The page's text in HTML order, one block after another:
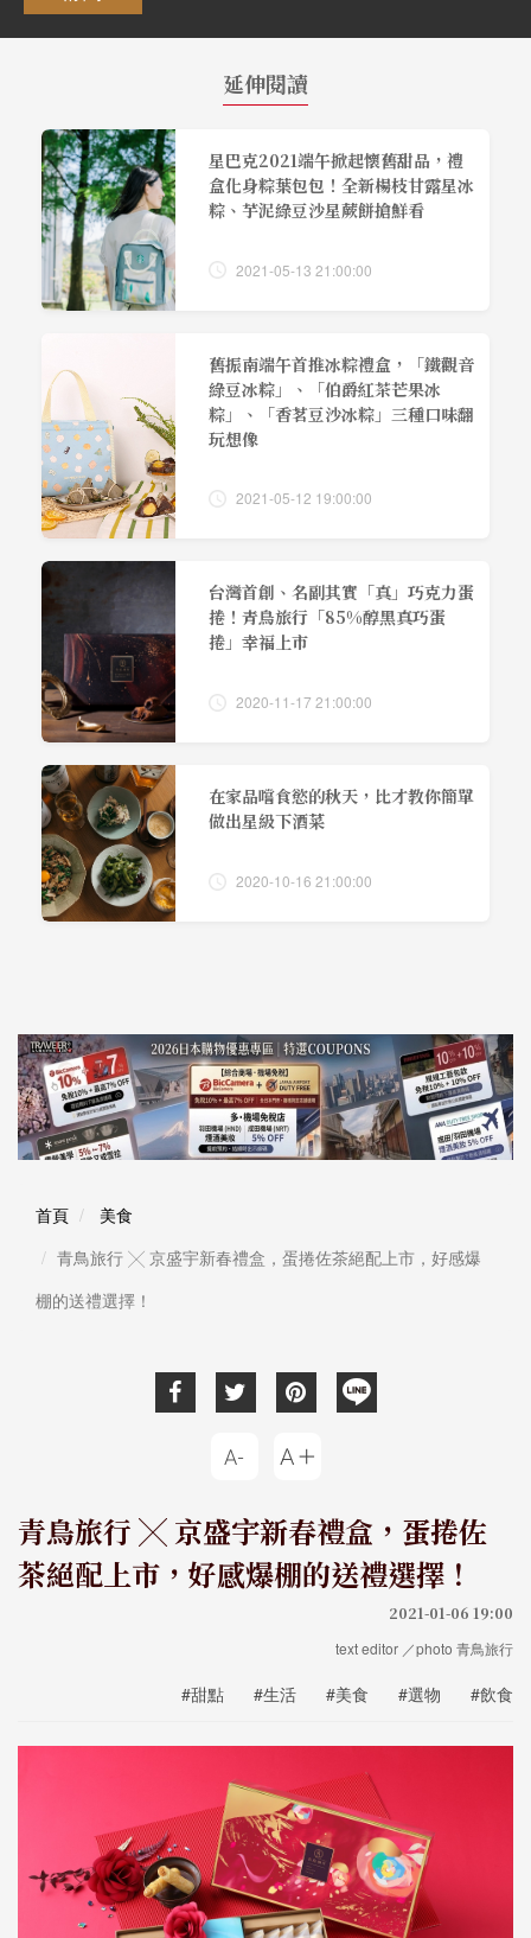
延伸閱讀
星巴克2021端午掀起懷舊甜品，禮
盒化身粽葉包包！全新楊枝甘露星冰
粽、芋泥綠豆沙星蕨餅搶鮮看
2021-05-13 21:00:00
舊振南端午首推冰粽禮盒，「鐵觀音
綠豆冰粽」、「伯爵紅茶芒果冰
粽」、「香茗豆沙冰粽」三種口味翻
玩想像
2021-05-12 19:00:00
台灣首創、名副其實「真」巧克力蛋
捲！青鳥旅行「85%醇黑真巧蛋
捲」幸福上市
2020-11-17 21:00:00
在家品嚐食慾的秋天，比才教你簡單
做出星級下酒菜
2020-10-16 21:00:00
首頁
美食
青鳥旅行 ╳ 京盛宇新春禮盒，蛋捲佐茶絕配上市，好感爆
棚的送禮選擇！
青鳥旅行 ╳ 京盛宇新春禮盒，蛋捲佐
茶絕配上市，好感爆棚的送禮選擇！
2021-01-06 19:00
text editor ／photo 青鳥旅行
#甜點 #生活 #美食 #選物 #飲食